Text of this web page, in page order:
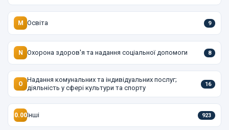
M Освіта 9
N Охорона здоров'я та надання соціальної допомоги 8
O
Надання комунальних та індивідуальних послуг;
діяльність у сфері культури та спорту
16
0.00Інші 923